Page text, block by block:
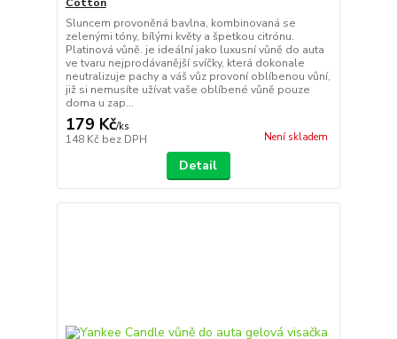
Cotton
Sluncem provoněná bavlna, kombinovaná se
zelenými tóny, bílými květy a špetkou citrónu.
Platinová vůně. je ideální jako luxusní vůně do auta
ve tvaru nejprodávanější svíčky, která dokonale
neutralizuje pachy a váš vůz provoní oblíbenou vůní,
již si nemusíte užívat vaše oblíbené vůně pouze
doma u zap...
179 Kč/ks
148 Kč bez DPH Není skladem
Detail